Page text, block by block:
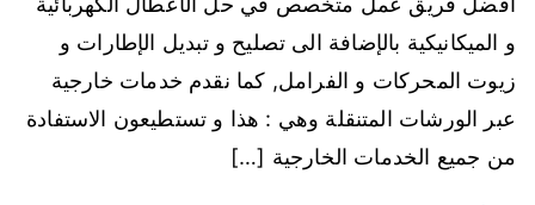
و الميكانيكية بالإضافة الى تصليح و تبديل الإطارات و
زيوت المحركات و الفرامل, كما نقدم خدمات خارجية
عبر الورشات المتنقلة وهي : هذا و تستطيعون الاستفادة
من جميع الخدمات الخارجية […]